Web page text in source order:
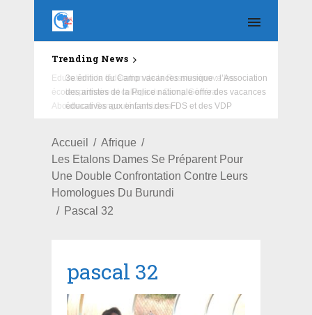
Trending News
Education : la fédération de la Russie rénove les
écoles primaire et collège du Camp Général
Aboubacar Sangoulé Lamizana
Accueil
Afrique
Les Etalons Dames Se Préparent Pour
Une Double Confrontation Contre Leurs
Homologues Du Burundi
Pascal 32
pascal 32